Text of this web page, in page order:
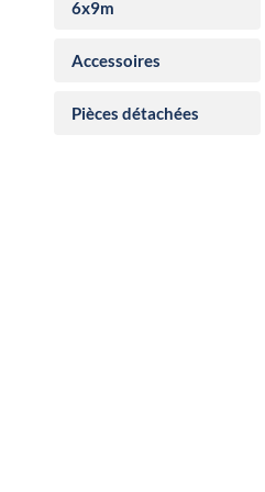
6x9m
Accessoires
Pièces détachées